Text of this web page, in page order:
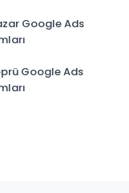
Google Ads
Google Ads